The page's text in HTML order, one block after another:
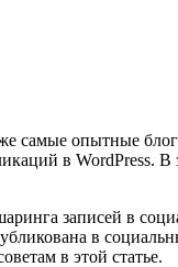
самые опытные
в WordPress.
записей в
в
в этой статье.